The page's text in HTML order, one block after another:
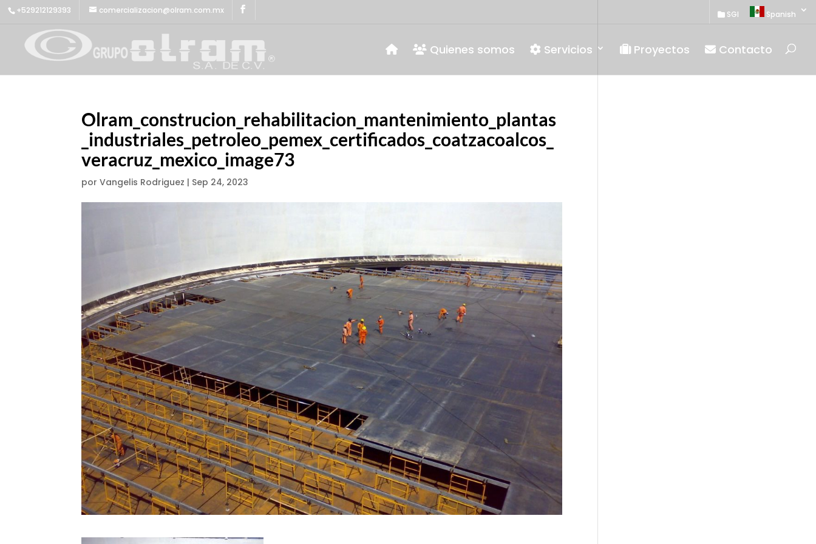
+529212129393 comercializacion@olram.com.mx SGI Spanish
Quienes somos Servicios Proyectos Contacto
Olram_construcion_rehabilitacion_mantenimiento_plantas
_industriales_petroleo_pemex_certificados_coatzacoalcos_
veracruz_mexico_image73
porVangelis Rodriguez | Sep 24, 2023